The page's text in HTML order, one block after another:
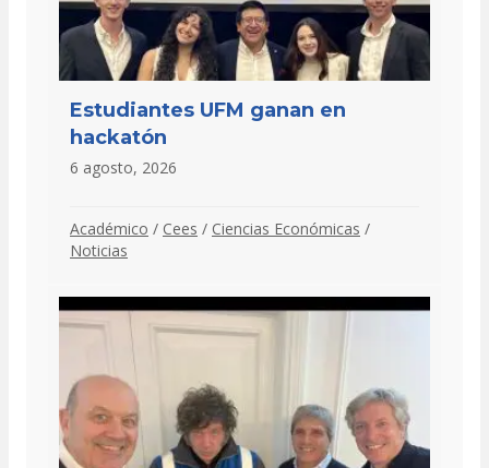
Estudiantes UFM ganan en
hackatón
6 agosto, 2026
Académico / Cees / Ciencias Económicas /
Noticias